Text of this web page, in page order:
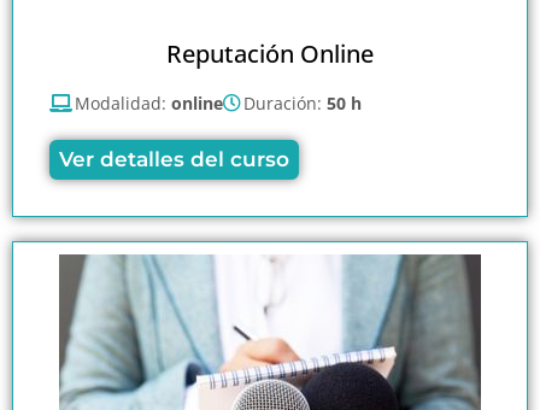
Reputación Online
Modalidad: online Duración: 50 h
Ver detalles del curso